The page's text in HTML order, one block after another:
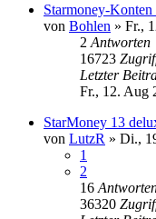
Starmoney-Konten
von Bohlen » Fr.,
2 Antworten
16723
Letzter
Fr., 12. Aug
StarMoney 13
von LutzR » Di.,
1
2
16
36320